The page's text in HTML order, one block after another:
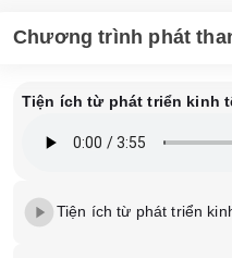
Chương trình phát
Tiện ích từ phát triển kinh
Tiện ích từ phát triển